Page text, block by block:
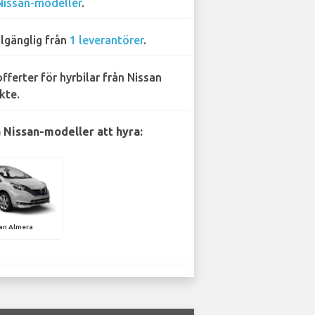
modeller.
från 1 leverantörer.
för hyrbilar från Nissan
Nissan-modeller att hyra:
Almera